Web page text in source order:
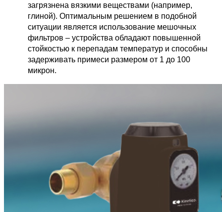
загрязнена вязкими веществами (например,
глиной). Оптимальным решением в подобной
ситуации является использование мешочных
фильтров – устройства обладают повышенной
стойкостью к перепадам температур и способны
задерживать примеси размером от 1 до 100
микрон.